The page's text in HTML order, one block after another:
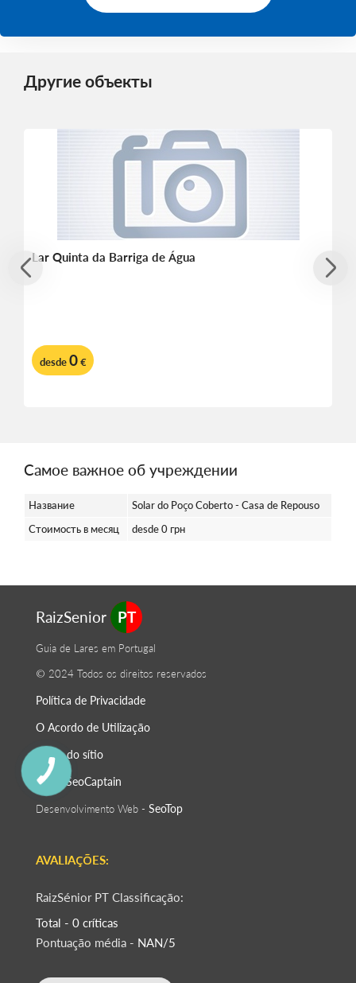
Другие объекты
Lar Quinta da Barriga de Água
desde0€
Самое важное об учреждении
Название
Solar do Poço Coberto - Casa de Repouso
Стоимость в месяц
desde 0 грн
RaizSenior PT
Guia de Lares em Portugal
© 2024 Todos os direitos reservados
Política de Privacidade
O Acordo de Utilização
Mapa do sítio
SEO - SeoСaptain
Desenvolvimento Web - SeoTop
AVALIAÇÕES:
RaizSénior PT Classificação:
Total - 0 críticas
Pontuação média - NAN/5